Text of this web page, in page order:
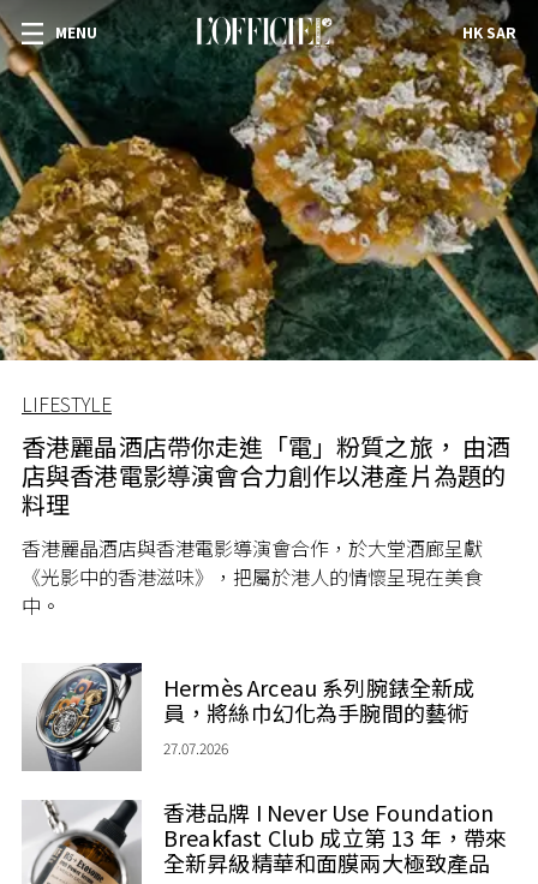
MENU HK SAR
LIFESTYLE
香港麗晶酒店帶你走進「電」粉質之旅， 由酒
店與香港電影導演會合力創作以港產片為題的
料理
香港麗晶酒店與香港電影導演會合作，於大堂酒廊呈獻
《光影中的香港滋味》，把屬於港人的情懷呈現在美食
中。
Hermès Arceau 系列腕錶全新成
員，將絲巾幻化為手腕間的藝術
27.07.2026
香港品牌 I Never Use Foundation
Breakfast Club 成立第 13 年，帶來
全新昇級精華和面膜兩大極致產品